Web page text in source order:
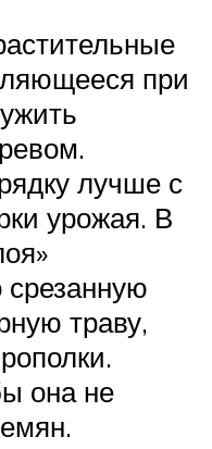
при
лучше с
урожая. В
срезанную
траву,
она не